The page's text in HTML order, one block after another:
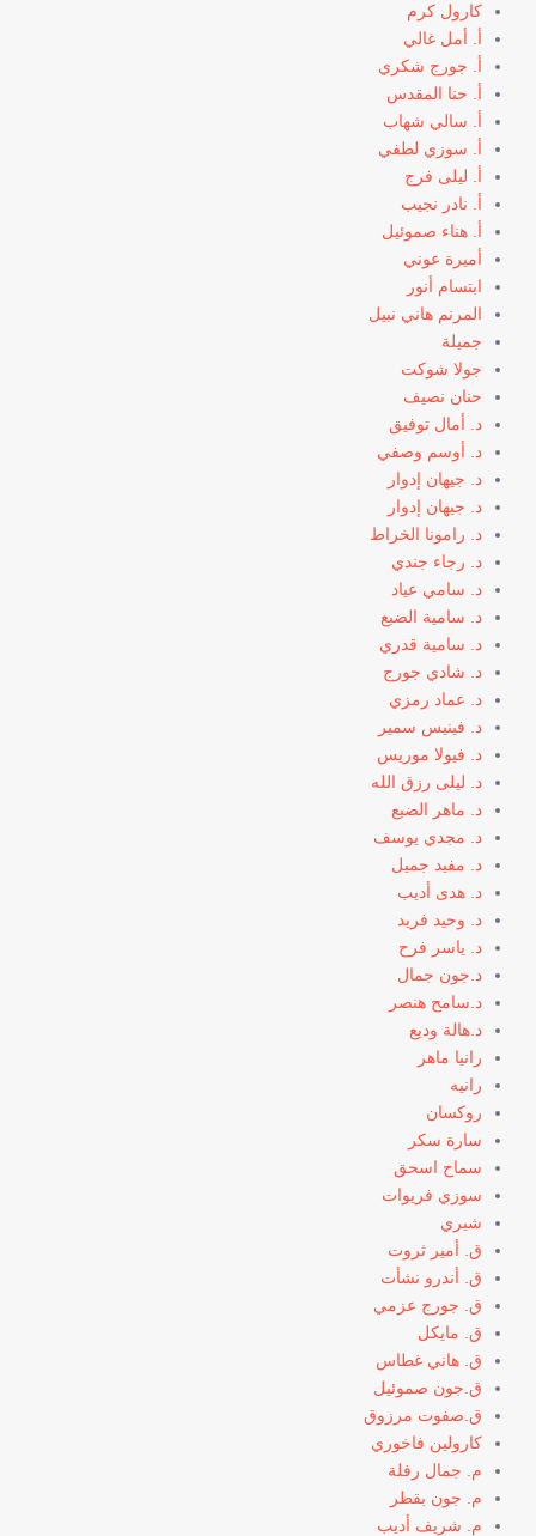
كارول كرم
أ. أمل غالي
أ. جورج شكري
أ. حنا المقدس
أ. سالي شهاب
أ. سوزي لطفي
أ. ليلى فرج
أ. نادر نجيب
أ. هناء صموئيل
أميرة عوني
ابتسام أنور
المرنم هاني نبيل
جميلة
جولا شوكت
حنان نصيف
د. أمال توفيق
د. أوسم وصفي
د. جيهان إدوار
د. جيهان إدوار
د. رامونا الخراط
د. رجاء جندي
د. سامي عياد
د. سامية الضبع
د. سامية قدري
د. شادي جورج
د. عماد رمزي
د. فينيس سمير
د. فيولا موريس
د. ليلى رزق الله
د. ماهر الضبع
د. مجدي يوسف
د. مفيد جميل
د. هدى أديب
د. وحيد فريد
د. ياسر فرح
د.جون جمال
د.سامح هنصر
د.هالة وديع
رانيا ماهر
رانيه
روكسان
سارة سكر
سماح اسحق
سوزي فريوات
شيري
ق. أمير ثروت
ق. أندرو نشأت
ق. جورج عزمي
ق. مايكل
ق. هاني غطاس
ق.جون صموئيل
ق.صفوت مرزوق
كارولين فاخوري
م. جمال رفلة
م. جون بقطر
م. شريف أديب